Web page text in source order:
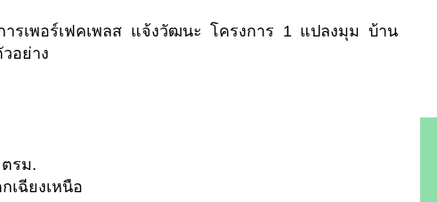
รเพอร์เฟคเพลส แจ้งวัฒนะ โครงการ 1 แปลงมุม บ้าน
อย่าง
รม.
เฉียงเหนือ